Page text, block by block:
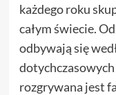
każdego roku
całym świecie.
odbywają się
rozgrywana jest